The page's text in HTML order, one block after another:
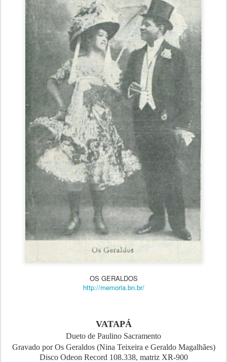
OS GERALDOS
http://memoria.bn.br/
VATAPÁ
Dueto de Paulino Sacramento
Gravado por Os Geraldos (Nina Teixeira e Geraldo Magalhães)
Disco Odeon Record 108.338, matriz XR-900